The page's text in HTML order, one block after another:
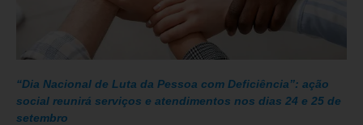
“Dia Nacional de Luta da Pessoa com Deficiência”: ação
social reunirá serviços e atendimentos nos dias 24 e 25 de
setembro